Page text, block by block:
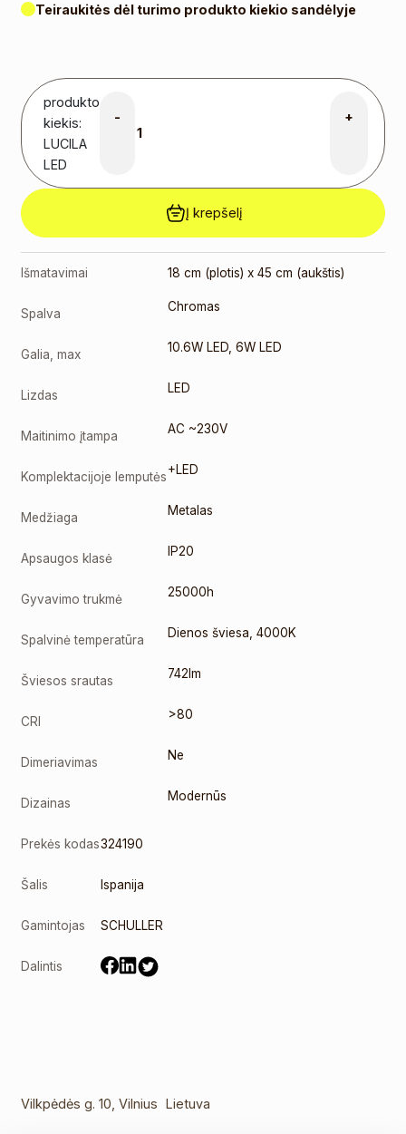
Teiraukitės dėl turimo produkto kiekio sandėlyje
produkto
kiekis:
LUCILA
LED
- +
Į krepšelį
Išmatavimai 18 cm (plotis) x 45 cm (aukštis)
Spalva Chromas
Galia, max 10.6W LED ,6W LED
Lizdas LED
Maitinimo įtampa AC ~230V
Komplektacijoje lemputės+LED
Medžiaga Metalas
Apsaugos klasė IP20
Gyvavimo trukmė 25000h
Spalvinė temperatūra Dienos šviesa ,4000K
Šviesos srautas 742lm
CRI >80
Dimeriavimas Ne
Dizainas Modernūs
Prekės kodas324190
Šalis Ispanija
Gamintojas SCHULLER
Dalintis
Vilkpėdės g. 10, Vilnius Lietuva